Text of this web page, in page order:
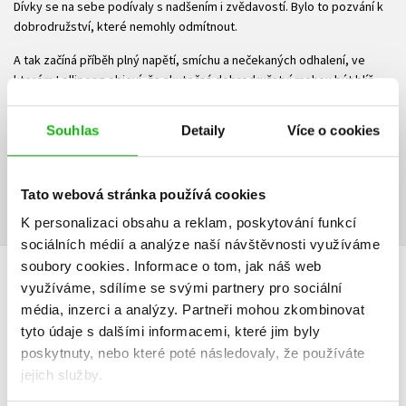
Souhlas Detaily Více o cookies
Tato webová stránka používá cookies
K personalizaci obsahu a reklam, poskytování funkcí
sociálních médií a analýze naší návštěvnosti využíváme
soubory cookies. Informace o tom, jak náš web
využíváme, sdílíme se svými partnery pro sociální
média, inzerci a analýzy. Partneři mohou zkombinovat
tyto údaje s dalšími informacemi, které jim byly
poskytnuty, nebo které poté následovaly, že používáte
jejich služby.
Dívky se na sebe podívaly s nadšením i zvědavostí. Bylo to pozvání k
dobrodružství, které nemohly odmítnout.
A tak začíná příběh plný napětí, smíchu a nečekaných odhalení, ve
kterém Lollipopz objeví, že skutečná dobrodružství mohou být blíž,
Ke stažení
HODNOCENÍ ČTENÁŘŮ
V současné době nejsou vytvořena žádná uživatelská hodnocení.
Vaše hodnocení